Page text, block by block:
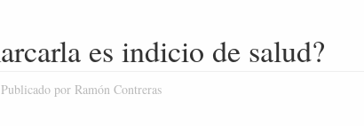
es indicio de salud?
Publicado por Ramón Contreras